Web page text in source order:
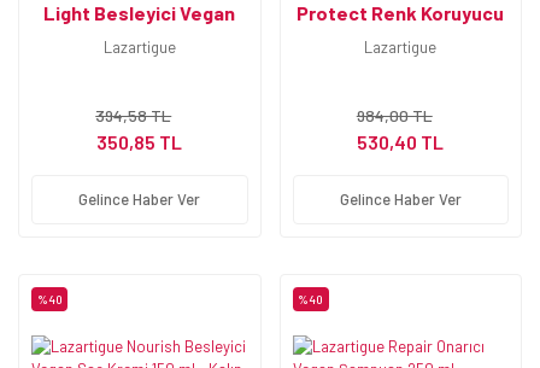
Light Besleyici Vegan
Saç Kremi 150 ml - İnce
Lazartigue
394,58 TL
350,85 TL
Gelince Haber Ver
Protect Renk Koruyucu
Vegan Saç Kremi 150 ml
Lazartigue
984,00 TL
530,40 TL
Gelince Haber Ver
%40 %40